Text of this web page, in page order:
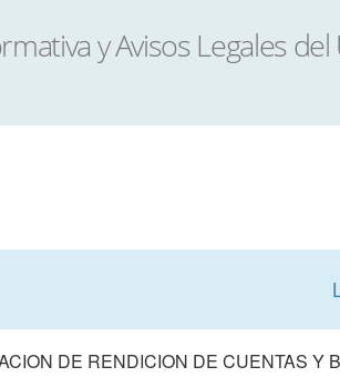
DE RENDICION DE CUENTAS Y